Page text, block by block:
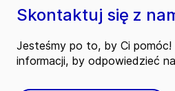
Skontaktuj się z
Jesteśmy po to, by Ci pomóc!
informacji, by odpowiedzieć